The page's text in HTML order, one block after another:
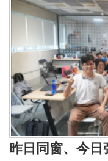
昨日同窗、今